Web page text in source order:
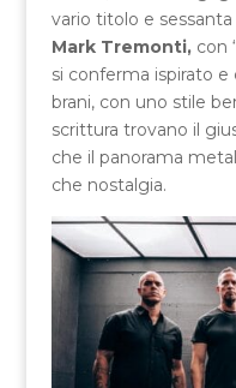
vario titolo e
Mark Tremonti,con
si conferma ispirato
brani, con uno stile
scrittura trovano il
che il panorama
che nostalgia.